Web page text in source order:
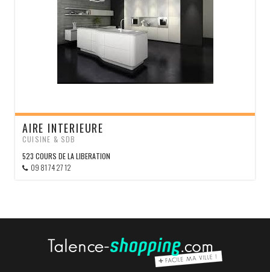
AIRE INTERIEURE
CUISINE & SDB
523 COURS DE LA LIBERATION
09 81 74 27 12